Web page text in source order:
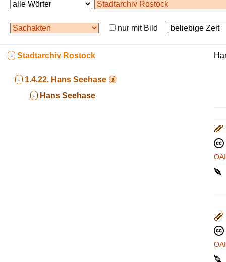
nur mit Bild
- Stadtarchiv Rostock
- 1.4.22. Hans Seehase
- Hans Seehase